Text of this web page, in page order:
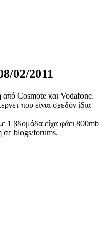
02/2011
Cosmote και Vodafone.
που είναι σχεδόν ίδια
1 βδομάδα είχα φάει 800mb
σε blogs/forums.